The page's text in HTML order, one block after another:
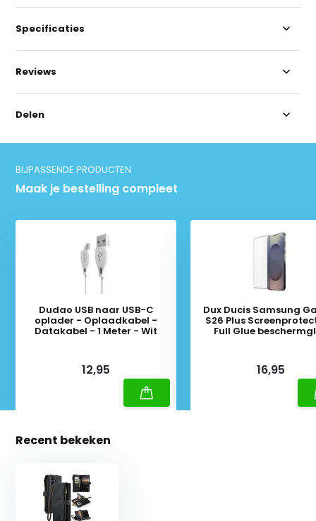
Specificaties
Reviews
Delen
BIJPASSENDE PRODUCTEN
Maak je bestelling compleet
Dudao USB naar USB-C
oplader - Oplaadkabel -
Datakabel - 1 Meter - Wit
12,95
Dux Ducis Samsung
S26 Plus
Full Glue
16,95
Recent bekeken